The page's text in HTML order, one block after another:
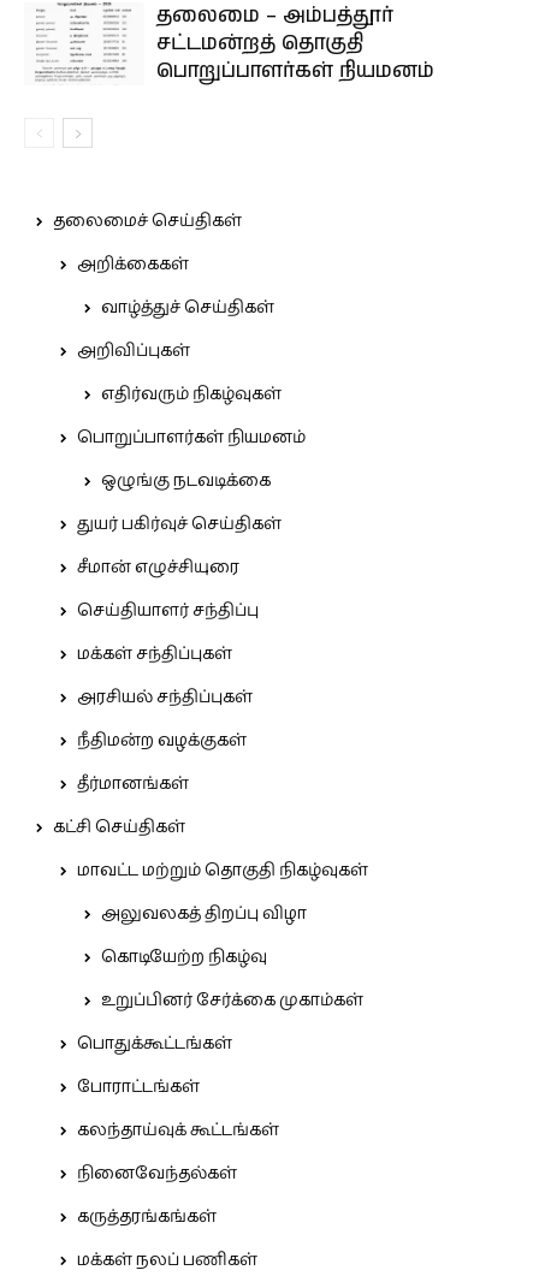
தலைமை – அம்பத்தூர்
சட்டமன்றத் தொகுதி
பொறுப்பாளர்கள் நியமனம்
தலைமைச் செய்திகள்
அறிக்கைகள்
வாழ்த்துச் செய்திகள்
அறிவிப்புகள்
எதிர்வரும் நிகழ்வுகள்
பொறுப்பாளர்கள் நியமனம்
ஒழுங்கு நடவடிக்கை
துயர் பகிர்வுச் செய்திகள்
சீமான் எழுச்சியுரை
செய்தியாளர் சந்திப்பு
மக்கள் சந்திப்புகள்
அரசியல் சந்திப்புகள்
நீதிமன்ற வழக்குகள்
தீர்மானங்கள்
கட்சி செய்திகள்
மாவட்ட மற்றும் தொகுதி நிகழ்வுகள்
அலுவலகத் திறப்பு விழா
கொடியேற்ற நிகழ்வு
உறுப்பினர் சேர்க்கை முகாம்கள்
பொதுக்கூட்டங்கள்
போராட்டங்கள்
கலந்தாய்வுக் கூட்டங்கள்
நினைவேந்தல்கள்
கருத்தரங்கங்கள்
மக்கள் நலப் பணிகள்